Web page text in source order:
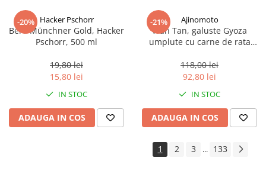
-20% Hacker Pschorr
Bere Münchner Gold, Hacker
Pschorr, 500 ml
19,80 lei
15,80 lei
IN STOC
ADAUGA IN COS
-21% Ajinomoto
Wan Tan, galuste Gyoza
umplute cu carne de rata
118,00 lei
92,80 lei
IN STOC
ADAUGA IN COS
1 2 3 ... 133